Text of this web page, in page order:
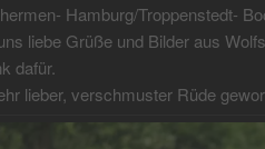
Hamburg/Troppenstedt-
liebe Grüße und Bilder aus
dafür.
lieber, verschmuster Rüde